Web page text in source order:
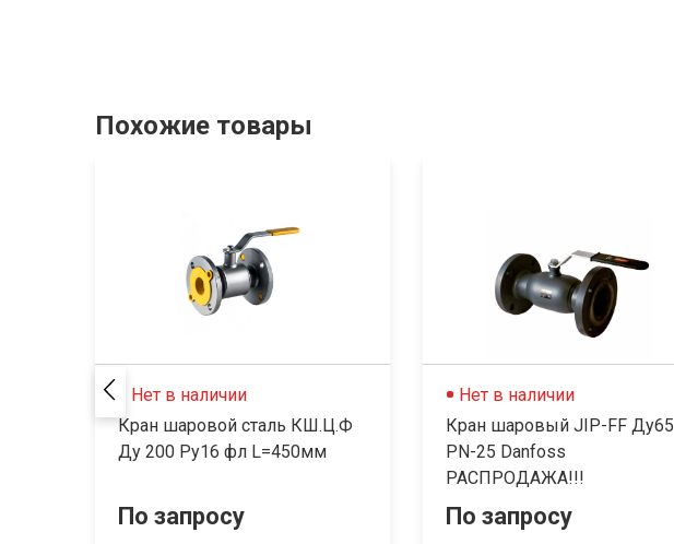
Похожие товары
Нет в наличии
Кран шаровой сталь КШ.Ц.Ф
Ду 200 Ру16 фл L=450мм
По запросу
Нет в наличии
Кран шаровый JIP-FF Ду65
PN-25 Danfoss
РАСПРОДАЖА!!!
По запросу